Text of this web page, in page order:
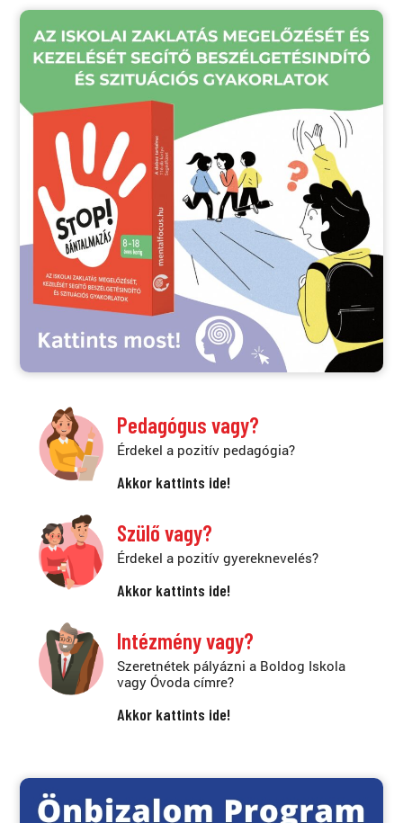
Pedagógus vagy?
Érdekel a pozitív pedagógia?
Akkor kattints ide!
Szülő vagy?
Érdekel a pozitív gyereknevelés?
Akkor kattints ide!
Intézmény vagy?
Szeretnétek pályázni a Boldog Iskola
vagy Óvoda címre?
Akkor kattints ide!